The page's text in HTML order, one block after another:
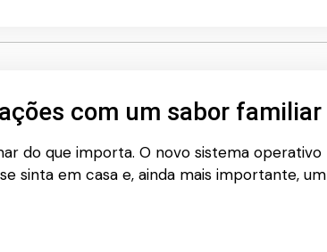
com um sabor familiar
do que importa. O novo sistema operativo
sinta em casa e, ainda mais importante, um